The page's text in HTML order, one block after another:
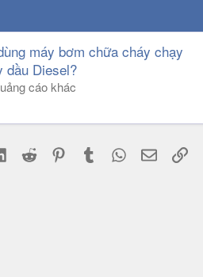
máy bơm chữa cháy chạy
dầu Diesel?
cáo khác
LinkedIn
Reddit PinterestTumblr WhatsApp
Email